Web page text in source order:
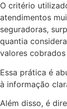
O critério
atendimentos
seguradoras,
quantia
valores
Essa prática é
à informação
Além disso, é